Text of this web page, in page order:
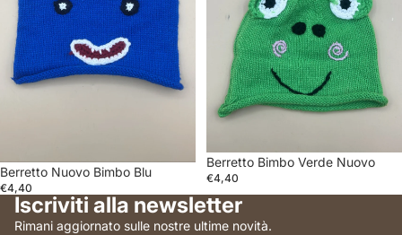
Berretto Nuovo Bimbo Blu
€4,40
Berretto Bimbo Verde Nuovo
€4,40
Iscriviti alla newsletter
Rimani aggiornato sulle nostre ultime novità.